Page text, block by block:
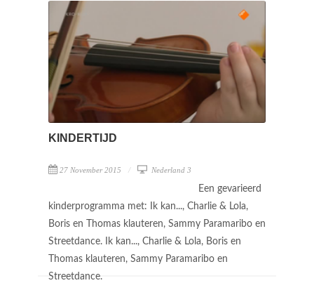
KINDERTIJD
27 November 2015 Nederland 3
Een gevarieerd
kinderprogramma met: Ik kan..., Charlie & Lola,
Boris en Thomas klauteren, Sammy Paramaribo en
Streetdance. Ik kan..., Charlie & Lola, Boris en
Thomas klauteren, Sammy Paramaribo en
Streetdance.